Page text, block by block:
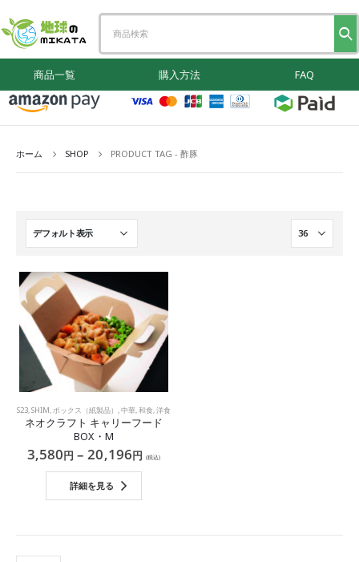
商品一覧 購入方法 FAQ
ホーム SHOP PRODUCT TAG - 酢豚
S23 SHIM ボックス（紙製品） 中華 和食 洋食
ネオクラフト キャリーフード
BOX・M
3,580円 –20,196円 (税込)
詳細を見る